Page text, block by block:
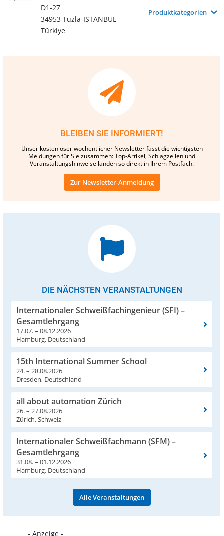
D1-27
34953 Tuzla-ISTANBUL
Türkiye
Produktkategorien
BLEIBEN SIE INFORMIERT!
Unser kostenloser wöchentlicher Newsletter fasst die wichtigsten
Meldungen für Sie zusammen: Top-Artikel, Schlagzeilen und
Veranstaltungshinweise landen so direkt in Ihrem Postfach.
Zur Newsletter-Anmeldung
DIE NÄCHSTEN VERANSTALTUNGEN
Internationaler Schweißfachingenieur (SFI) –
Gesamtlehrgang
17.07. – 08.12.2026
Hamburg, Deutschland
15th International Summer School
24. – 28.08.2026
Dresden, Deutschland
all about automation Zürich
26. – 27.08.2026
Zürich, Schweiz
Internationaler Schweißfachmann (SFM) –
Gesamtlehrgang
31.08. – 01.12.2026
Hamburg, Deutschland
Alle Veranstaltungen
- Anzeige -